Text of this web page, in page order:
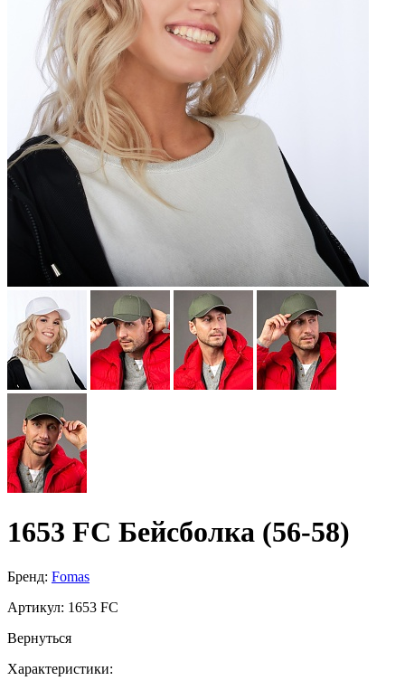
1653 FC Бейсболка (56-58)
Бренд: Fomas
Артикул: 1653 FC
Вернуться
Характеристики: